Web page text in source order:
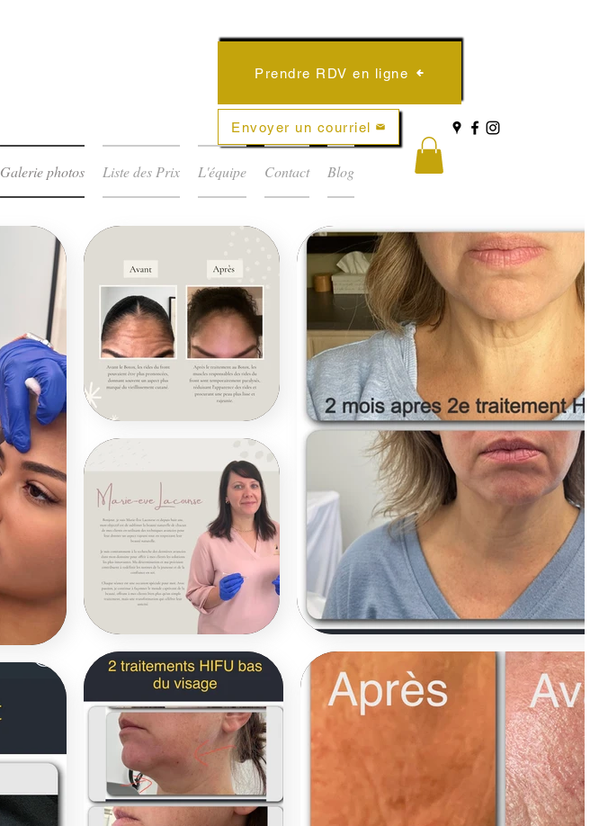
Prendre RDV en ligne
Envoyer un courriel
Galerie photos Liste des Prix L'équipe Contact Blog